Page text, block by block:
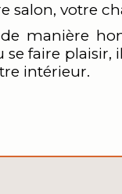
salon, votre
manière
faire plaisir,
intérieur.